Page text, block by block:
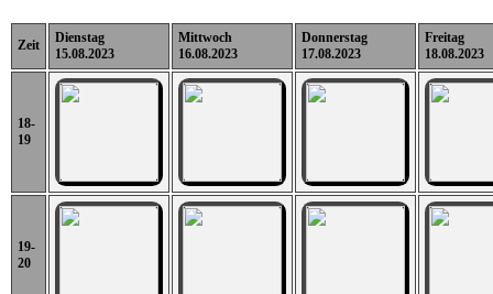
Zeit
Dienstag
15.08.2023
Mittwoch
16.08.2023
Donnerstag
17.08.2023
Freitag
18.08.2023
18-
19
19-
20